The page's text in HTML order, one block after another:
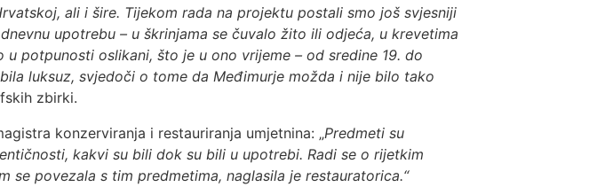
ali i šire. Tijekom rada na projektu postali smo još svjesniji
upotrebu – u škrinjama se čuvalo žito ili odjeća, u krevetima
potpunosti oslikani, što je u ono vrijeme – od sredine 19. do
luksuz, svjedoči o tome da Međimurje možda i nije bilo tako
zbirki.
konzerviranja i restauriranja umjetnina: „Predmeti su
kakvi su bili dok su bili u upotrebi. Radi se o rijetkim
se povezala s tim predmetima, naglasila je restauratorica.“